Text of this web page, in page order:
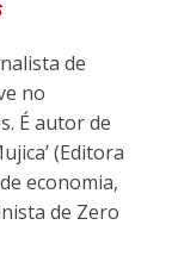
de
no
É autor de
(Editora
economia,
de Zero